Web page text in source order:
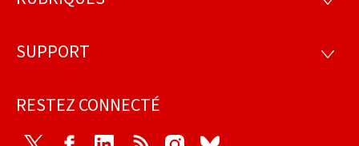
Pied
page
SUPPORT
RESTEZ CONNECTÉ